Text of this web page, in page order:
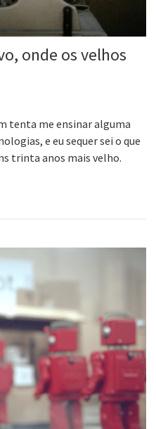
onde os velhos
tenta me ensinar alguma
e eu sequer sei o que
trinta anos mais velho.